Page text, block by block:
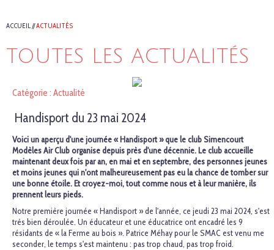
ACCUEIL//ACTUALITÉS
TOUTES LES ACTUALITÉS
Catégorie : Actualité
Handisport du 23 mai 2024
Voici un aperçu d'une journée « Handisport » que le club Simencourt
Modèles Air Club organise depuis près d'une décennie. Le club accueille
maintenant deux fois par an, en mai et en septembre, des personnes jeunes
et moins jeunes qui n'ont malheureusement pas eu la chance de tomber sur
une bonne étoile. Et croyez-moi, tout comme nous et à leur manière, ils
prennent leurs pieds.
Notre première journée « Handisport » de l'année, ce jeudi 23 mai 2024, s'est
très bien déroulée. Un éducateur et une éducatrice ont encadré les 9
résidants de « la Ferme au bois ». Patrice Méhay pour le SMAC est venu me
seconder, le temps s'est maintenu : pas trop chaud, pas trop froid.